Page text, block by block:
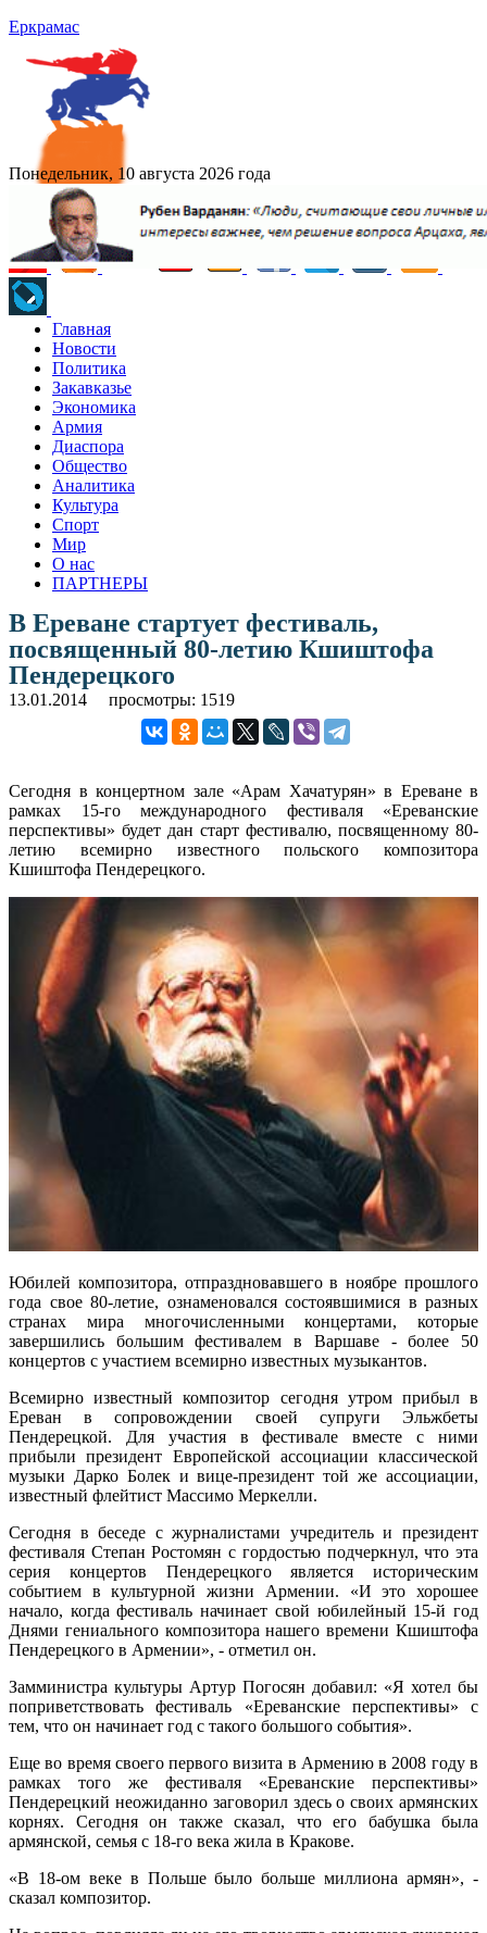
Еркрамас
Понедельник, 10 августа 2026 года
Главная
Новости
Политика
Закавказье
Экономика
Армия
Диаспора
Общество
Аналитика
Культура
Спорт
Мир
О нас
ПАРТНЕРЫ
В Ереване стартует фестиваль,
посвященный 80-летию Кшиштофа
Пендерецкого
13.01.2014 просмотры: 1519
Сегодня в концертном зале «Арам Хачатурян» в Ереване в
рамках 15-го международного фестиваля «Ереванские
перспективы» будет дан старт фестивалю, посвященному 80-
летию всемирно известного польского композитора
Кшиштофа Пендерецкого.
Юбилей композитора, отпраздновавшего в ноябре прошлого
года свое 80-летие, ознаменовался состоявшимися в разных
странах мира многочисленными концертами, которые
завершились большим фестивалем в Варшаве - более 50
концертов с участием всемирно известных музыкантов.
Всемирно известный композитор сегодня утром прибыл в
Ереван в сопровождении своей супруги Эльжбеты
Пендерецкой. Для участия в фестивале вместе с ними
прибыли президент Европейской ассоциации классической
музыки Дарко Болек и вице-президент той же ассоциации,
известный флейтист Массимо Меркелли.
Сегодня в беседе с журналистами учредитель и президент
фестиваля Степан Ростомян с гордостью подчеркнул, что эта
серия концертов Пендерецкого является историческим
событием в культурной жизни Армении. «И это хорошее
начало, когда фестиваль начинает свой юбилейный 15-й год
Днями гениального композитора нашего времени Кшиштофа
Пендерецкого в Армении», - отметил он.
Замминистра культуры Артур Погосян добавил: «Я хотел бы
поприветствовать фестиваль «Ереванские перспективы» с
тем, что он начинает год с такого большого события».
Еще во время своего первого визита в Армению в 2008 году в
рамках того же фестиваля «Ереванские перспективы»
Пендерецкий неожиданно заговорил здесь о своих армянских
корнях. Сегодня он также сказал, что его бабушка была
армянской, семья с 18-го века жила в Кракове.
«В 18-ом веке в Польше было больше миллиона армян», -
сказал композитор.